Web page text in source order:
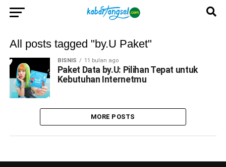
All posts tagged "by.U Paket"
BISNIS 11 bulan ago
Paket Data by.U: Pilihan Tepat untuk
Kebutuhan Internetmu
MORE POSTS